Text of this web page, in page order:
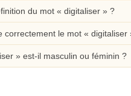
du mot « digitaliser » ?
correctement le mot « digitaliser
» est-il masculin ou féminin ?